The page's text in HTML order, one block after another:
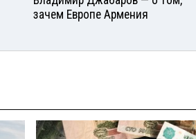
зачем Европе Армения